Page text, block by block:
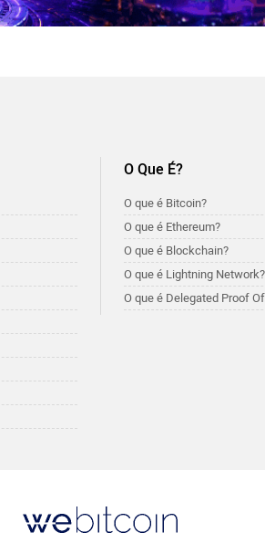
O Que É?
O que é Bitcoin?
O que é Ethereum?
O que é Blockchain?
O que é Lightning Network?
O que é Delegated Proof